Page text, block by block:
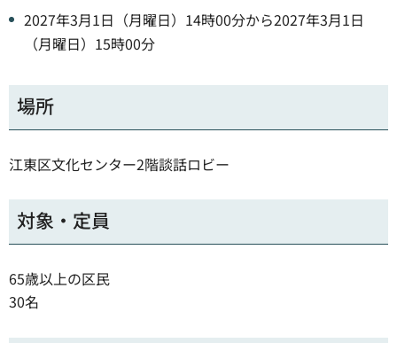
2027年3月1日（月曜日）14時00分から2027年3月1日
（月曜日）15時00分
場所
江東区文化センター2階談話ロビー
対象・定員
65歳以上の区民
30名